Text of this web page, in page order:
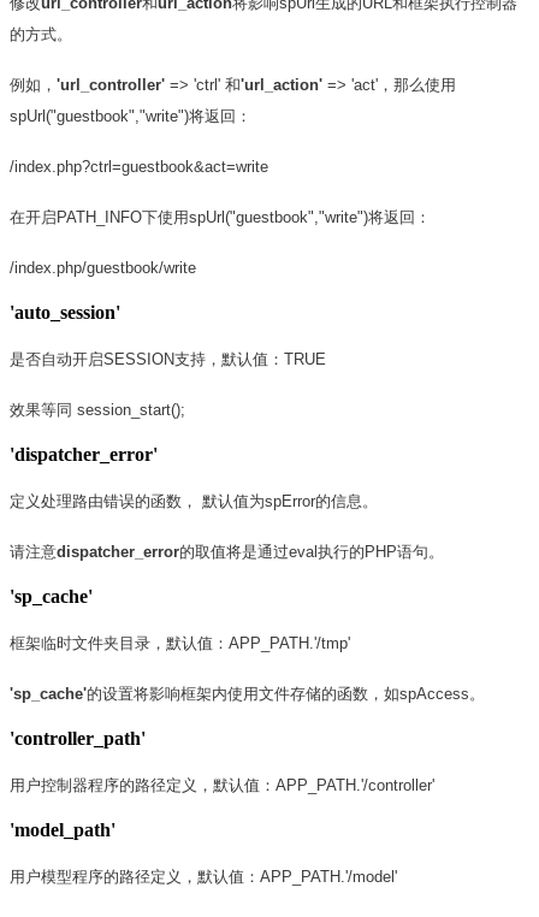
的方式。
例如， 'url_controller' => 'ctrl' 和'url_action' => 'act'，那么使用
spUrl("guestbook","write")将返回：
/index.php?ctrl=guestbook&act=write
在开启PATH_INFO下使用spUrl("guestbook","write")将返回：
/index.php/guestbook/write
'auto_session'
是否自动开启SESSION支持，默认值：TRUE
效果等同 session_start();
'dispatcher_error'
定义处理路由错误的函数， 默认值为spError的信息。
请注意dispatcher_error的取值将是通过eval执行的PHP语句。
'sp_cache'
框架临时文件夹目录，默认值：APP_PATH.'/tmp'
'sp_cache'的设置将影响框架内使用文件存储的函数，如spAccess。
'controller_path'
用户控制器程序的路径定义，默认值：APP_PATH.'/controller'
'model_path'
用户模型程序的路径定义，默认值：APP_PATH.'/model'